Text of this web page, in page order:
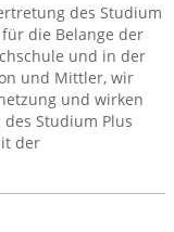
des Studium
die Belange der
und in der
und Mittler, wir
und wirken
Studium Plus
der